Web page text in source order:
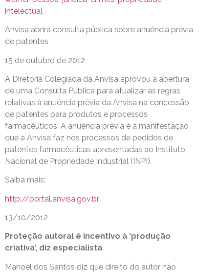
intelectual
Anvisa abrirá consulta pública sobre anuência prévia
de patentes
15 de outubro de 2012
A Diretoria Colegiada da Anvisa aprovou a abertura
de uma Consulta Pública para atualizar as regras
relativas à anuência prévia da Anvisa na concessão
de patentes para produtos e processos
farmacêuticos. A anuência prévia é a manifestação
que a Anvisa faz nos processos de pedidos de
patentes farmacêuticas apresentadas ao Instituto
Nacional de Propriedade Industrial (INPI).
Saiba mais:
http://portal.anvisa.gov.br
13/10/2012
Proteção autoral é incentivo à ‘produção
criativa’, diz especialista
Manoel dos Santos diz que direito do autor não